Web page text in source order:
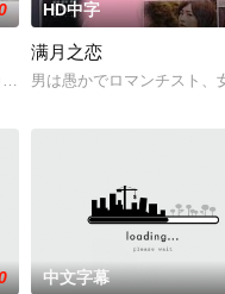
プルが集まった。そこで彼
HD中字
满月之恋
男は愚かでロマンチスト、
中文字幕